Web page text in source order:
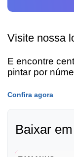
Visite nossa
E encontre
pintar por
Confira agora
Baixar